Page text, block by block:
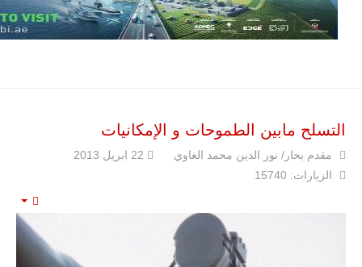
التحليق…
للمزيد
التسلح مابين الطموحات و الإمكانيات
مقدم بحار/ نور الدين محمد الغاوي
22 ابريل 2013
الزيارات: 15740